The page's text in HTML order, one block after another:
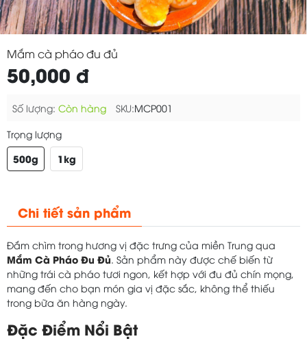
Mắm cà pháo đu đủ
50,000 đ
Số lượng: Còn hàng SKU:MCP001
Trọng lượng
500g 1kg
Chi tiết sản phẩm
Đắm chìm trong hương vị đặc trưng của miền Trung qua
Mắm Cà Pháo Đu Đủ . Sản phẩm này được chế biến từ
những trái cà pháo tươi ngon, kết hợp với đu đủ chín mọng,
mang đến cho bạn món gia vị đặc sắc, không thể thiếu
trong bữa ăn hàng ngày.
Đặc Điểm Nổi Bật